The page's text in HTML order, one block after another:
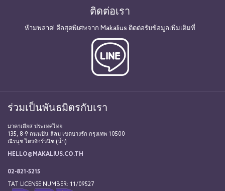
ติดต่อเรา
ห้ามพลาด! ดีลสุดพิเศษจาก Makalius ติดต่อรับข้อมูลเพิ่มเติมที่
ร่วมเป็นพันธมิตรกับเรา
มาคาเลียส ประเทศไทย
135, 8-9 ถนนปัน สีลม เขตบางรัก กรุงเทพ 10500
ณีรนุช ไตรจักร์วนิช (น้ำ)
HELLO@MAKALIUS.CO.TH
02-821-5215
TAT LICENSE NUMBER: 11/09527